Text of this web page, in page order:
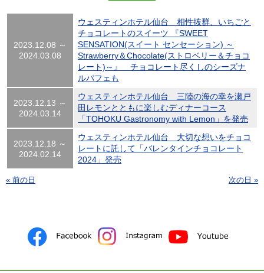
2023.12.08 ～
2024.03.08
ウェスティンホテル仙台 相性抜群、いちごと
チョコレートのスイーツ 『SWEET
SENSATION(スイート センセーション) ～
Strawberry＆Chocolate(ストロベリー＆チョコ
レート)～』 チョコレート尽くしのシーズナ
ルパフェも
2023.12.13 ～
2024.03.14
ウェスティンホテル仙台 三陸の海の幸を瀬戸
田レモンとともに楽しむディナーコース
「TOHOKU Gastronomy with Lemon」を発売
2023.12.18 ～
2024.02.14
ウェスティンホテル仙台 大切な想いをチョコ
レートに託して「バレンタインチョコレート
2024」発売
« 前の日 次の日 »